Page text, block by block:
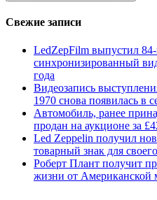
Свежие записи
LedZepFilm выпустил
синхронизированный
года
Видеозапись
1970 снова появилась в
Автомобиль, ранее
продан на аукционе за
Led Zeppelin получил
товарный знак для
Роберт Плант получит
жизни от Американской